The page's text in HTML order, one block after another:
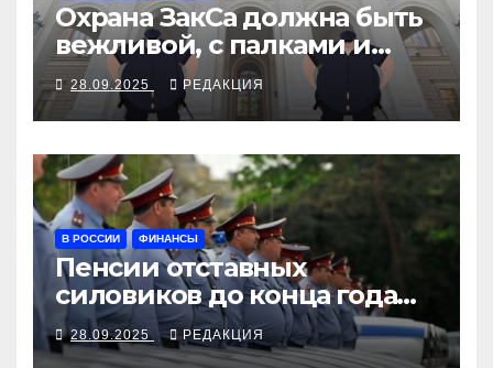
Охрана ЗакСа должна быть
вежливой, с палками и
наручниками
28.09.2025 РЕДАКЦИЯ
В РОССИИ ФИНАНСЫ
Пенсии отставных
силовиков до конца года
повысятся вместе с
окладами действующих
28.09.2025 РЕДАКЦИЯ